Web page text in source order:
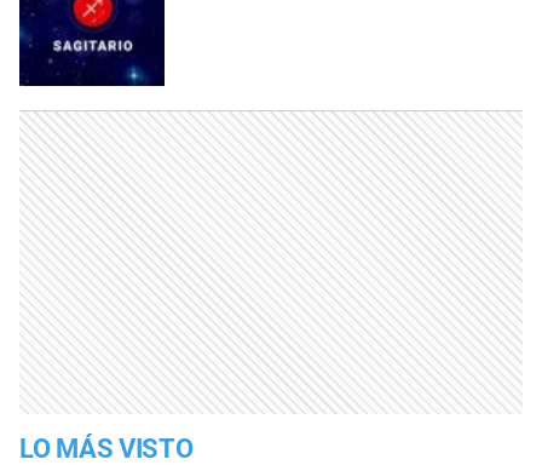
LO MÁS VISTO